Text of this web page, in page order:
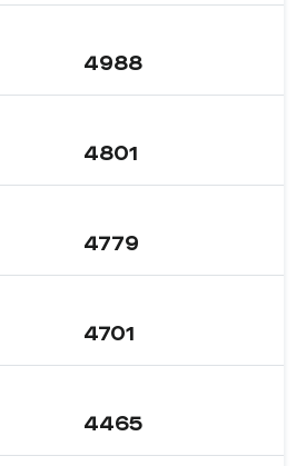
4988
4801
4779
4701
4465